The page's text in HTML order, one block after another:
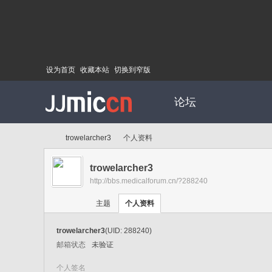
设为首页 收藏本站 切换到窄版
论坛
›
trowelarcher3 个人资料
trowelarcher3
http://bbs.medicalforum.cn/?288240
主题 个人资料
trowelarcher3(UID: 288240)
邮箱状态
未验证
个人签名